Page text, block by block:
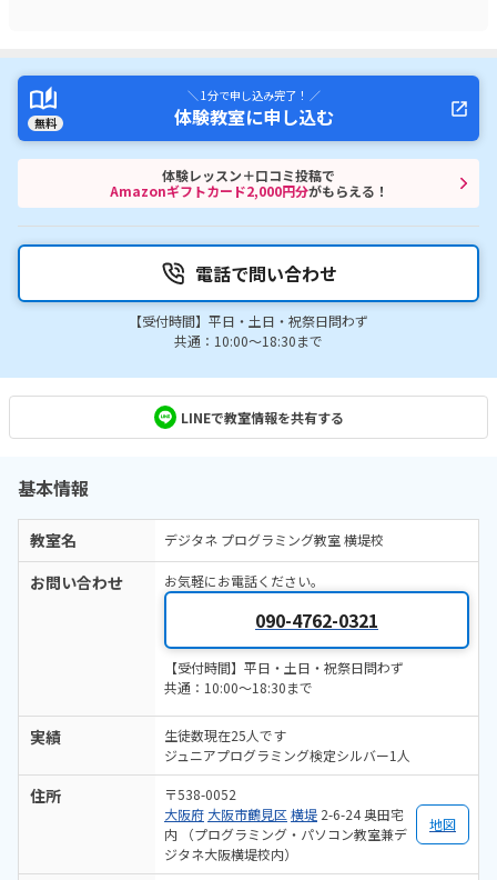
無料
＼ 1分で申し込み完了！ ／
体験教室に申し込む
体験レッスン＋口コミ投稿で
Amazonギフトカード2,000円分がもらえる！
電話で問い合わせ
【受付時間】平日・土日・祝祭日問わず
共通：10:00～18:30まで
LINEで教室情報を共有する
基本情報
教室名 デジタネ プログラミング教室 横堤校
お問い合わせ お気軽にお電話ください。
090-4762-0321
【受付時間】平日・土日・祝祭日問わず
共通：10:00～18:30まで
実績
生徒数現在25人です
ジュニアプログラミング検定シルバー1人
住所
〒538-0052
大阪府 大阪市鶴見区 横堤 2-6-24 奥田宅
内 （プログラミング・パソコン教室兼デ
ジタネ大阪横堤校内）
地図